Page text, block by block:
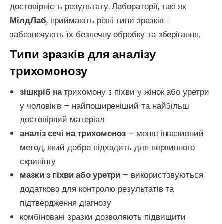
достовірність результату. Лабораторії, такі як
МілдЛаб, приймають різні типи зразків і
забезпечують їх безпечну обробку та зберігання.
Типи зразків для аналізу
трихомонозу
зішкріб на трихомону з піхви у жінок або уретри
у чоловіків – найпоширеніший та найбільш
достовірний матеріал
аналіз сечі на трихомоноз – менш інвазивний
метод, який добре підходить для первинного
скринінгу
мазки з піхви або уретри – використовуються
додатково для контролю результатів та
підтвердження діагнозу
комбіновані зразки дозволяють підвищити